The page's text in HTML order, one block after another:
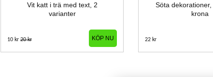
Vit katt i trä med text, 2
varianter
10 kr 20 kr KÖP NU
Söta
krona
22 kr